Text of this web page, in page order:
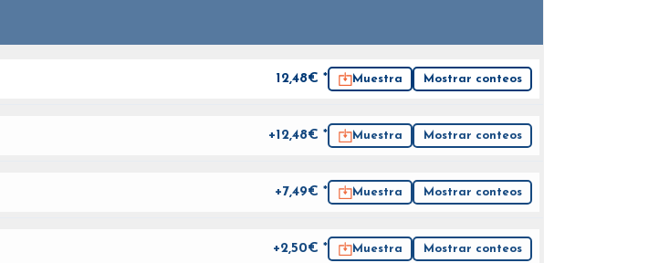
12,48€ * Muestra Mostrar conteos
+12,48€ * Muestra Mostrar conteos
+7,49€ * Muestra Mostrar conteos
+2,50€ * Muestra Mostrar conteos